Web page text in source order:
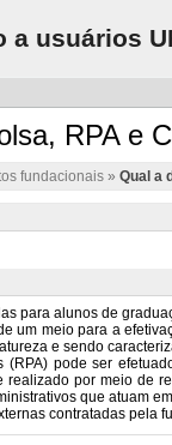
a usuários
RPA e
fundacionais » Qual a